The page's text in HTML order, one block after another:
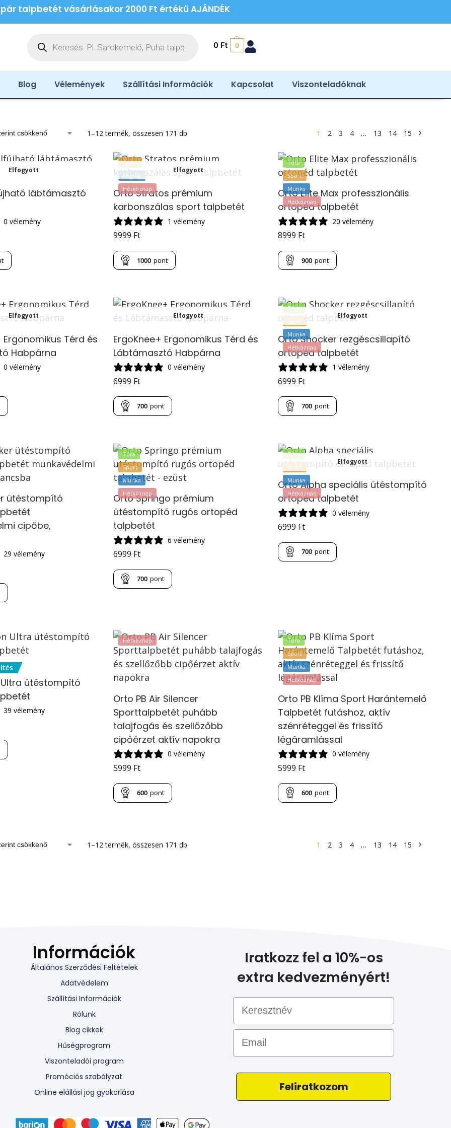
pár talpbetét vásárlásakor 2000 Ft értékű AJÁNDÉK
0 Ft 0
Blog Vélemények Szállítási Információk Kapcsolat Viszonteladóknak
1–12 termék, összesen 171 db 1 2 3 4 … 13 14 15
Elfogyott
lábtámasztó
0 vélemény
Sport
Munka
Hétköznap
Elfogyott
Orto Stratos prémium
karbonszálas sport talpbetét
1 vélemény
9999 Ft
1000 pont
Túra
Sport
Munka
Hétköznap
Orto Elite Max professzionális
ortopéd talpbetét
20 vélemény
8999 Ft
900 pont
Elfogyott
Ergonomikus Térd és
Habpárna
0 vélemény
Elfogyott
ErgoKnee+ Ergonomikus Térd és
Lábtámasztó Habpárna
0 vélemény
6999 Ft
700 pont
Túra
Sport
Munka
Hétköznap
Elfogyott
Orto Shocker rezgéscsillapító
ortopéd talpbetét
1 vélemény
6999 Ft
700 pont
ütéstompító
cipőbe,
29 vélemény
Túra
Sport
Munka
Hétköznap
Orto Springo prémium
ütéstompító rugós ortopéd
talpbetét
6 vélemény
6999 Ft
700 pont
Túra
Sport
Munka
Hétköznap
Elfogyott
Orto Alpha speciális ütéstompító
ortopéd talpbetét
0 vélemény
6999 Ft
700 pont
ütéstompító
39 vélemény
Hétköznap
Orto PB Air Silencer
Sporttalpbetét puhább
talajfogás és szellőzőbb
cipőérzet aktív napokra
0 vélemény
5999 Ft
600 pont
Túra
Sport
Munka
Hétköznap
Orto PB Klíma Sport Harántemelő
Talpbetét futáshoz, aktív
szénréteggel és frissítő
légáramlással
0 vélemény
5999 Ft
600 pont
1–12 termék, összesen 171 db 1 2 3 4 … 13 14 15
Információk
Általános Szerződési Feltételek
Adatvédelem
Szállítási Információk
Rólunk
Blog cikkek
Hűségprogram
Viszonteladói program
Promóciós szabályzat
Online elállási jog gyakorlása
Iratkozz fel a 10%-os
extra kedvezményért!
Email
Feliratkozom